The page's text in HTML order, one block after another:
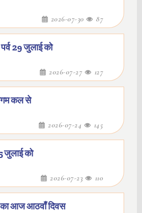
2026-07-30 87
पर्व 29 जुलाई को
2026-07-27 127
कल से
2026-07-24 145
जुलाई को
2026-07-23 110
का आज आठवाँ दिवस